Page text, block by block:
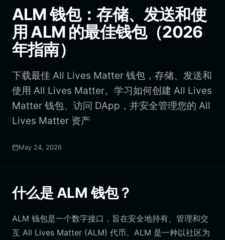
Português (Portugal)
Bahasa Indonesia
ภาษาไทย
हिन्दी
Português (Brasil)
Español (Argentina)
ALM 钱包：存储、发送和使
用 ALM 的最佳钱包（2026
年指南）
下载最佳 All Lives Matter 钱包，存储、发送和
使用 All Lives Matter。学习如何创建 All Lives
Matter 钱包、访问 DApp，并安全管理您的 All
Lives Matter 资产
May 24, 2026
什么是 ALM 钱包？
ALM 钱包是一个数字接口，旨在安全地持有、管理和交
互 All Lives Matter (ALM) 代币。ALM 是一种以社区为